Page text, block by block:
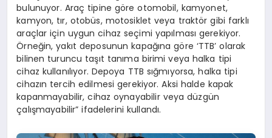
bulunuyor. Araç tipine göre otomobil, kamyonet,
kamyon, tır, otobüs, motosiklet veya traktör gibi farklı
araçlar için uygun cihaz seçimi yapılması gerekiyor.
Örneğin, yakıt deposunun kapağına göre ‘TTB’ olarak
bilinen turuncu taşıt tanıma birimi veya halka tipi
cihaz kullanılıyor. Depoya TTB sığmıyorsa, halka tipi
cihazın tercih edilmesi gerekiyor. Aksi halde kapak
kapanmayabilir, cihaz oynayabilir veya düzgün
çalışmayabilir” ifadelerini kullandı.